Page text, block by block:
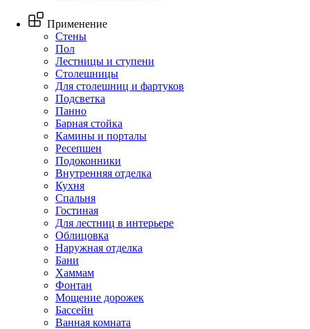
Применение
Стены
Пол
Лестницы и ступени
Столешницы
Для столешниц и фартуков
Подсветка
Панно
Барная стойка
Камины и порталы
Ресепшен
Подоконники
Внутренняя отделка
Кухня
Спальня
Гостиная
Для лестниц в интерьере
Облицовка
Наружная отделка
Бани
Хаммам
Фонтан
Мощение дорожек
Бассейн
Ванная комната